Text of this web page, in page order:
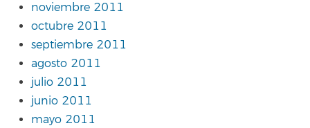
noviembre 2011
octubre 2011
septiembre 2011
agosto 2011
julio 2011
junio 2011
mayo 2011